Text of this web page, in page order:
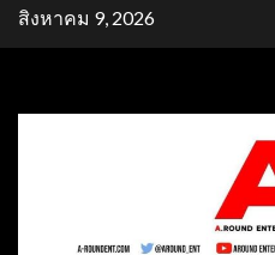
Skipสิงหาคม 9, 2026